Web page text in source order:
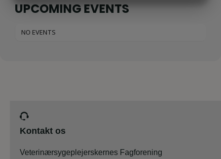
UPCOMING EVENTS
NO EVENTS
Kontakt os
Veterinærsygeplejerskernes Fagforening
MARKETING